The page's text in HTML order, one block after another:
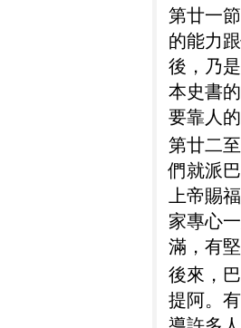
第廿一
的能力
後，乃
本史書
要靠人
第廿二
們就派
上帝賜
家專心
滿，有
後來，
提阿。